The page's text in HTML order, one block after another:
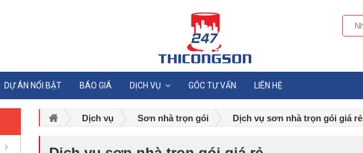
DỰ ÁN NỔI BẬT BÁO GIÁ DỊCH VỤ GÓC TƯ VẤN LIÊN HỆ
Dịch vụ Sơn nhà trọn gói Dịch vụ sơn nhà trọn gói giá rẻ